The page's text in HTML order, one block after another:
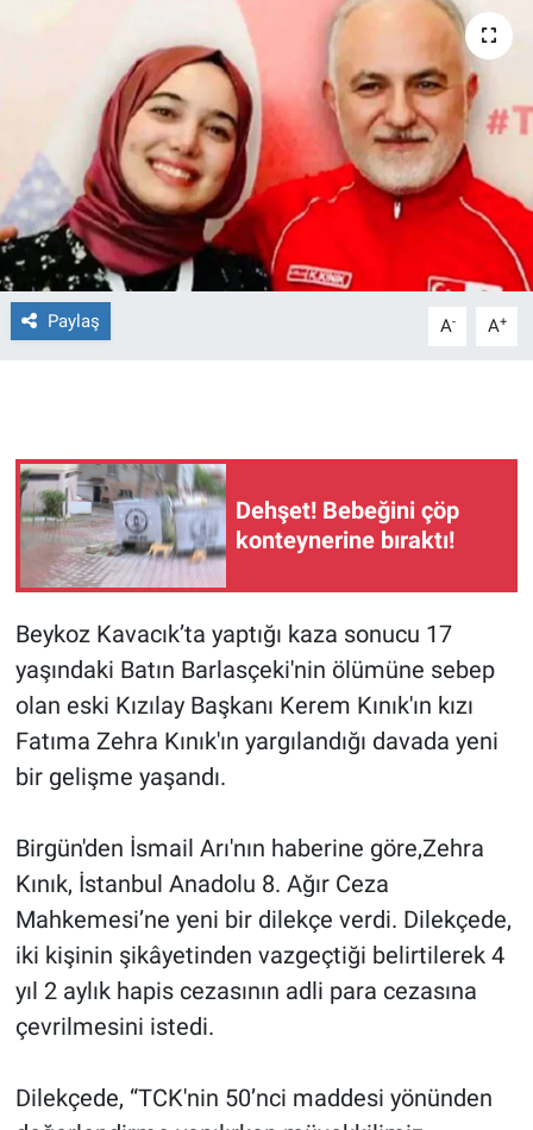
Paylaş A- A+
Dehşet! Bebeğini çöp
konteynerine bıraktı!
Beykoz Kavacık’ta yaptığı kaza sonucu 17
yaşındaki Batın Barlasçeki'nin ölümüne sebep
olan eski Kızılay Başkanı Kerem Kınık'ın kızı
Fatıma Zehra Kınık'ın yargılandığı davada yeni
bir gelişme yaşandı.
Birgün'den İsmail Arı'nın haberine göre,Zehra
Kınık, İstanbul Anadolu 8. Ağır Ceza
Mahkemesi’ne yeni bir dilekçe verdi. Dilekçede,
iki kişinin şikâyetinden vazgeçtiği belirtilerek 4
yıl 2 aylık hapis cezasının adli para cezasına
çevrilmesini istedi.
Dilekçede, “TCK'nin 50’nci maddesi yönünden
Eğlence
Ekonomi
Forum
Gerçeğin İzinde
Gün Başlıyor
Gündem Özel
Günün görüntüsü
İlan
Kimdir
Koronavirüs
Kültür Sanat
Ne demişti
Nedir
Popüler
Programlar